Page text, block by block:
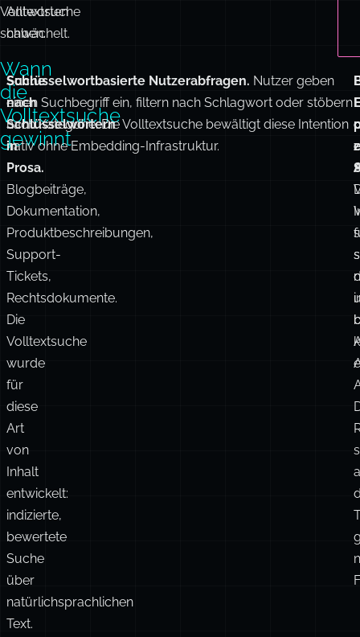
den
Bereich,
dem
die
Volltextsuche
schwächelt.
für
Probleme
die
richtige
Antworten
haben.
Wann
die
Volltextsuche
gewinnt
Suche
nach
Schlüsselwörtern
in
Prosa.
Blogbeiträge,
Dokumentation,
Produktbeschreibungen,
Support-
Tickets,
Rechtsdokumente.
Die
Volltextsuche
wurde
für
diese
Art
von
Inhalt
entwickelt:
indizierte,
Schlüsselwortbasierte Nutzerabfragen.
einen Suchbegriff ein, filtern nach Schlagwort oder stöbern
nach Kategorie. Die Volltextsuche bewältigt diese Intention
nativ ohne Embedding-Infrastruktur.